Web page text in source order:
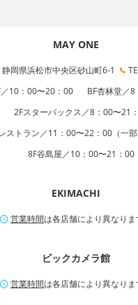
MAY ONE
静岡県浜松市中央区砂山町6-1
／10：00〜20：00
BF杏林堂／
2Fスターバックス／8：00〜21
ストラン／11：00〜22：00（一部
8F谷島屋／10：00〜21：00
EKIMACHI
営業時間は各店舗により異なりま
ビックカメラ館
営業時間は各店舗により異なりま